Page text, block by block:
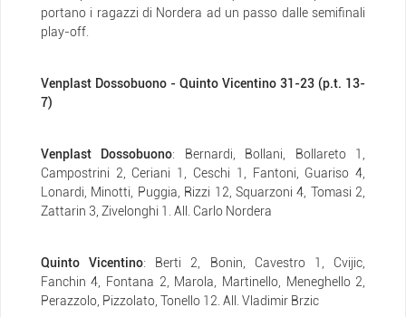
portano i ragazzi di Nordera ad un passo dalle semifinali
play-off.
Venplast Dossobuono - Quinto Vicentino 31-23 (p.t. 13-
7)
Venplast Dossobuono: Bernardi, Bollani, Bollareto 1,
Campostrini 2, Ceriani 1, Ceschi 1, Fantoni, Guariso 4,
Lonardi, Minotti, Puggia, Rizzi 12, Squarzoni 4, Tomasi 2,
Zattarin 3, Zivelonghi 1. All. Carlo Nordera
Quinto Vicentino: Berti 2, Bonin, Cavestro 1, Cvijic,
Fanchin 4, Fontana 2, Marola, Martinello, Meneghello 2,
Perazzolo, Pizzolato, Tonello 12. All. Vladimir Brzic